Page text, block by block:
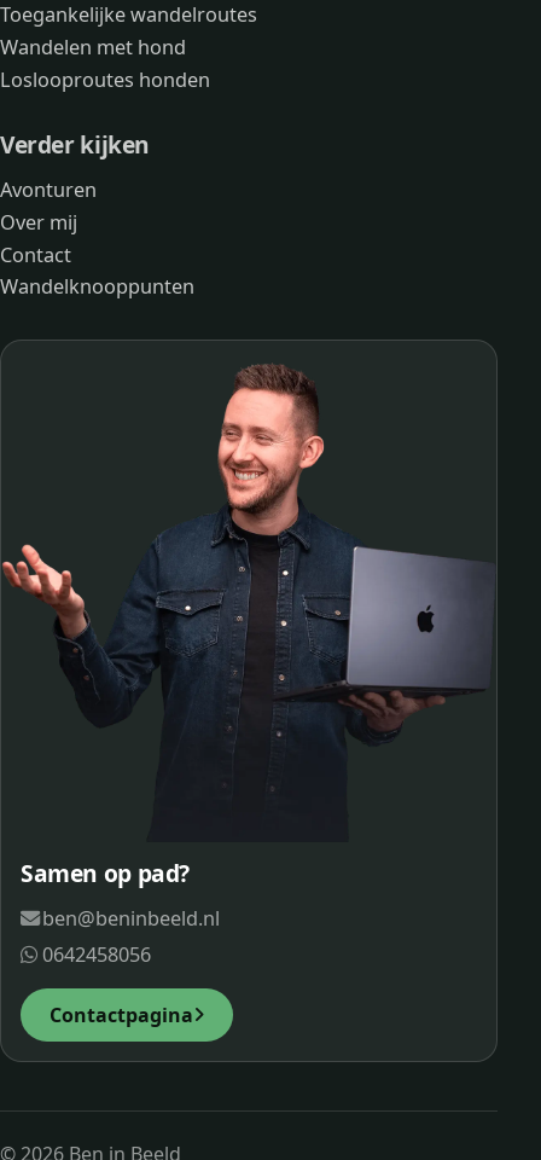
Toegankelijke wandelroutes
Wandelen met hond
Loslooproutes honden
Verder kijken
Avonturen
Over mij
Contact
Wandelknooppunten
Samen op pad?
ben@beninbeeld.nl
0642458056
Contactpagina
© 2026 Ben in Beeld